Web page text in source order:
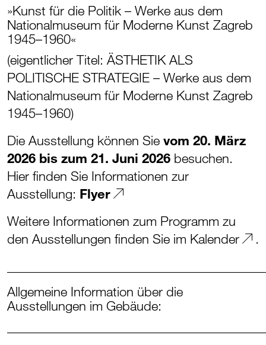
»Kunst für die Politik – Werke aus dem
Nationalmuseum für Moderne Kunst Zagreb
1945–1960«
(eigentlicher Titel: ÄSTHETIK ALS
POLITISCHE STRATEGIE – Werke aus dem
Nationalmuseum für Moderne Kunst Zagreb
1945–1960)
Die Ausstellung können Sie vom 20. März
2026 bis zum 21. Juni 2026 besuchen.
Hier finden Sie Informationen zur
Ausstellung: Flyer
Weitere Informationen zum Programm zu
den Ausstellungen finden Sie im Kalender
.
Allgemeine Information über die
Ausstellungen im Gebäude: